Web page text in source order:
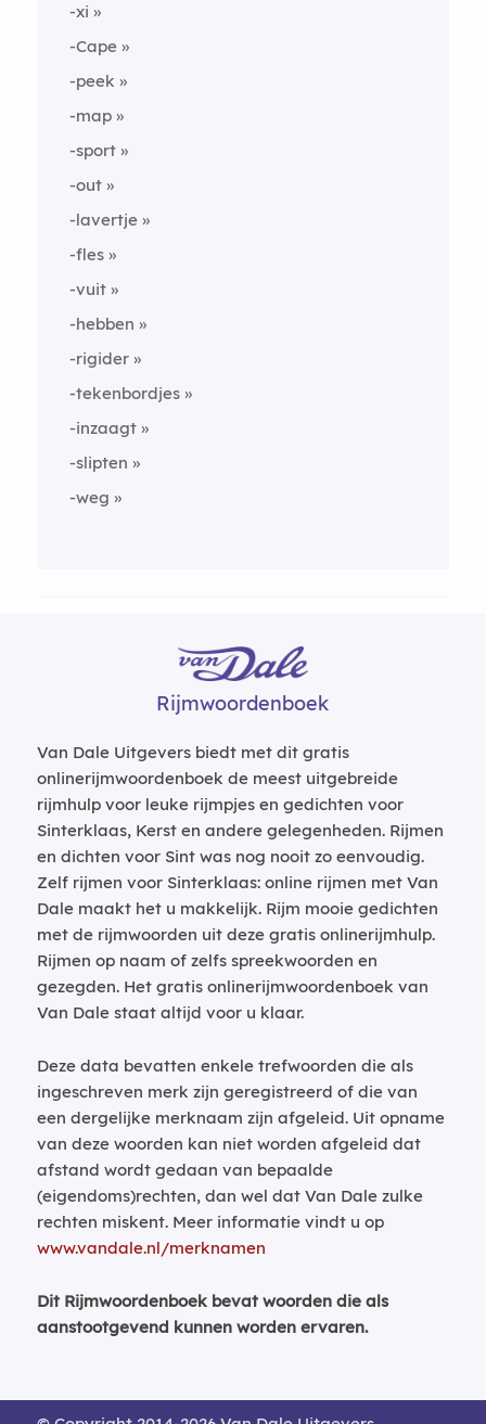
-xi
-Cape
-peek
-map
-sport
-out
-lavertje
-fles
-vuit
-hebben
-rigider
-tekenbordjes
-inzaagt
-slipten
-weg
Rijmwoordenboek
Van Dale Uitgevers biedt met dit gratis
onlinerijmwoordenboek de meest uitgebreide
rijmhulp voor leuke rijmpjes en gedichten voor
Sinterklaas, Kerst en andere gelegenheden. Rijmen
en dichten voor Sint was nog nooit zo eenvoudig.
Zelf rijmen voor Sinterklaas: online rijmen met Van
Dale maakt het u makkelijk. Rijm mooie gedichten
met de rijmwoorden uit deze gratis onlinerijmhulp.
Rijmen op naam of zelfs spreekwoorden en
gezegden. Het gratis onlinerijmwoordenboek van
Van Dale staat altijd voor u klaar.
Deze data bevatten enkele trefwoorden die als
ingeschreven merk zijn geregistreerd of die van
een dergelijke merknaam zijn afgeleid. Uit opname
van deze woorden kan niet worden afgeleid dat
afstand wordt gedaan van bepaalde
(eigendoms)rechten, dan wel dat Van Dale zulke
rechten miskent. Meer informatie vindt u op
www.vandale.nl/merknamen
Dit Rijmwoordenboek bevat woorden die als
aanstootgevend kunnen worden ervaren.